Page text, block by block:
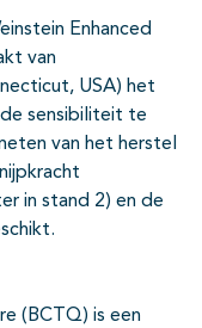
Enhanced
van
USA) het
sensibiliteit te
van het herstel
in stand 2) en de
(BCTQ) is een